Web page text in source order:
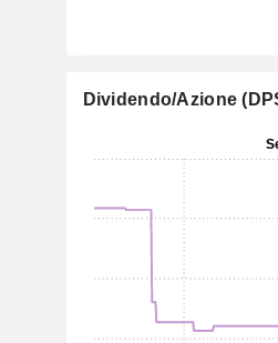
Dividendo/Azione